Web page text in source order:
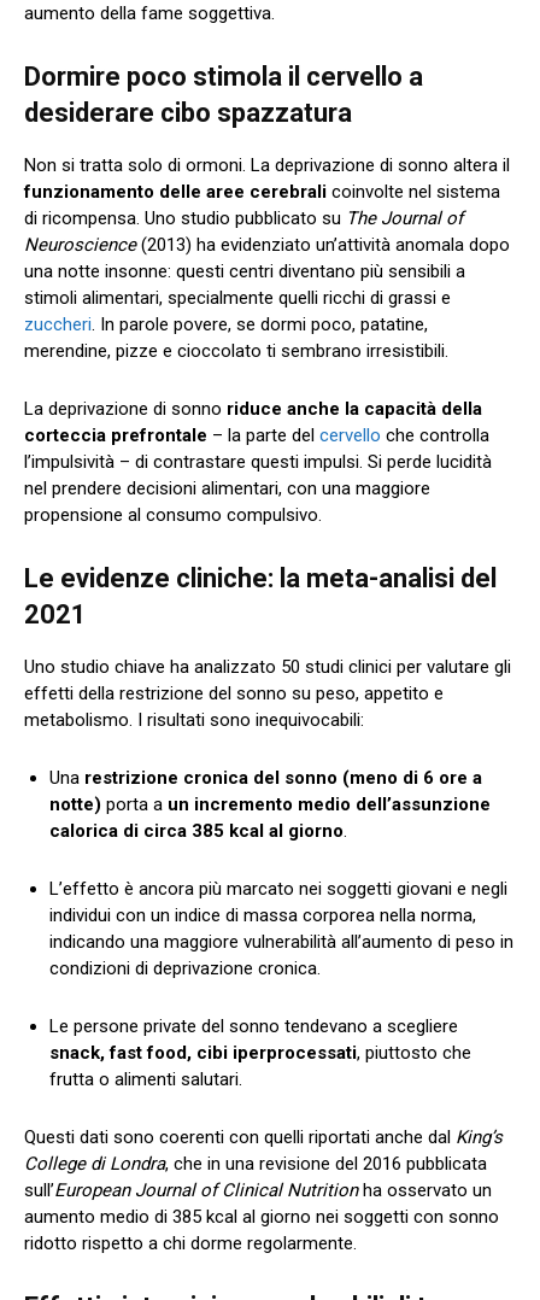
aumento della fame soggettiva.
Dormire poco stimola il cervello a
desiderare cibo spazzatura
Non si tratta solo di ormoni. La deprivazione di sonno altera il
funzionamento delle aree cerebrali coinvolte nel sistema
di ricompensa. Uno studio pubblicato su The Journal of
Neuroscience(2013) ha evidenziato un’attività anomala dopo
una notte insonne: questi centri diventano più sensibili a
stimoli alimentari, specialmente quelli ricchi di grassi e
zuccheri. In parole povere, se dormi poco, patatine,
merendine, pizze e cioccolato ti sembrano irresistibili.
La deprivazione di sonno riduce anche la capacità della
corteccia prefrontale – la parte del cervello che controlla
l’impulsività – di contrastare questi impulsi. Si perde lucidità
nel prendere decisioni alimentari, con una maggiore
propensione al consumo compulsivo.
Le evidenze cliniche: la meta-analisi del
2021
Uno studio chiave ha analizzato 50 studi clinici per valutare gli
effetti della restrizione del sonno su peso, appetito e
metabolismo. I risultati sono inequivocabili:
Una restrizione cronica del sonno (meno di 6 ore a
notte) porta a un incremento medio dell’assunzione
calorica di circa 385 kcal al giorno.
L’effetto è ancora più marcato nei soggetti giovani e negli
individui con un indice di massa corporea nella norma,
indicando una maggiore vulnerabilità all’aumento di peso in
condizioni di deprivazione cronica.
Le persone private del sonno tendevano a scegliere
snack, fast food, cibi iperprocessati, piuttosto che
frutta o alimenti salutari.
Questi dati sono coerenti con quelli riportati anche dal King’s
College di Londra, che in una revisione del 2016 pubblicata
sull’European Journal of Clinical Nutritionha osservato un
aumento medio di 385 kcal al giorno nei soggetti con sonno
ridotto rispetto a chi dorme regolarmente.